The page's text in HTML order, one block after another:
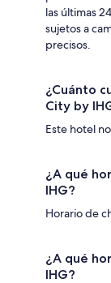
las últimas
sujetos a
precisos.
¿Cuánto
City by
Este hotel
¿A qué
IHG?
Horario de
¿A qué
IHG?